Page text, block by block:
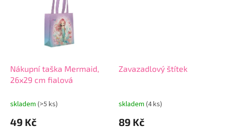
Nákupní taška Mermaid,
26x29 cm fialová
skladem (>5 ks)
49 Kč
Zavazadlový štítek
skladem (4 ks)
89 Kč